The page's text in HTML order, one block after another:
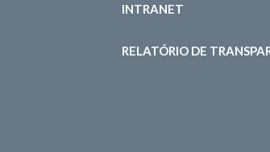
INTRANET
RELATÓRIO DE